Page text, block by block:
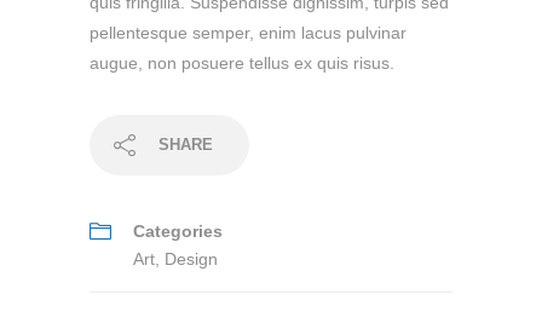
pellentesque semper, enim lacus pulvinar
augue, non posuere tellus ex quis risus.
SHARE
Categories
Art Design